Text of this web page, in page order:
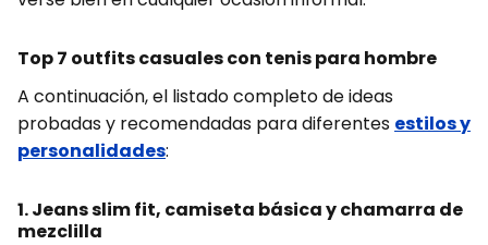
Top 7 outfits casuales con tenis para hombre
A continuación, el listado completo de ideas
probadas y recomendadas para diferentes estilos y
personalidades:
1. Jeans slim fit, camiseta básica y chamarra de
mezclilla